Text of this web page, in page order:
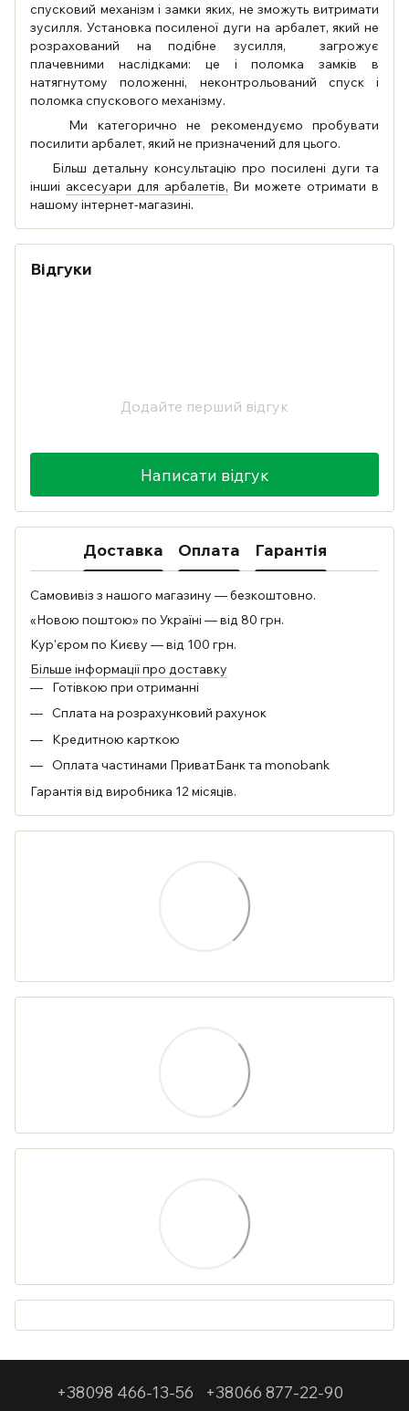
спусковий механізм і замки яких, не зможуть витримати
зусилля. Установка посиленої дуги на арбалет, який не
розрахований на подібне зусилля, загрожує
плачевними наслідками: це і поломка замків в
натягнутому положенні, неконтрольований спуск і
поломка спускового механізму.
Ми категорично не рекомендуємо пробувати
посилити арбалет, який не призначений для цього.
Більш детальну консультацію про посилені дуги та
іншиі аксесуари для арбалетів, Ви можете отримати в
нашому інтернет-магазині.
Відгуки
Додайте перший відгук
Написати відгук
Доставка Оплата Гарантія
Самовивіз з нашого магазину — безкоштовно.
«Новою поштою» по Україні — від 80 грн.
Кур'єром по Києву — від 100 грн.
Більше інформації про доставку
Готівкою при отриманні
Сплата на розрахунковий рахунок
Кредитною карткою
Оплата частинами ПриватБанк та monobank
Гарантія від виробника 12 місяців.
+38098 466-13-56 +38066 877-22-90